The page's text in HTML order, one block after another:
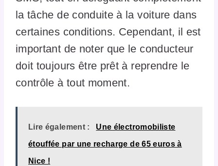
la tâche de conduite à la voiture dans
certaines conditions. Cependant, il est
important de noter que le conducteur
doit toujours être prêt à reprendre le
contrôle à tout moment.
Lire également : Une électromobiliste
étouffée par une recharge de 65 euros à
Nice !